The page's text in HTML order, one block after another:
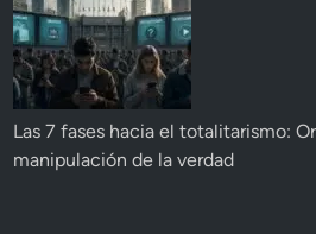
Las 7 fases hacia el totalitarismo:
manipulación de la verdad